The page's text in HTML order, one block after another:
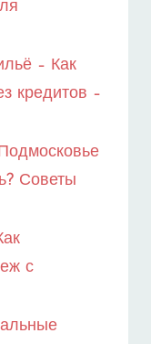
– Как
кредитов –
Советы
с